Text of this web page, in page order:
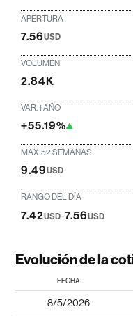
APERTURA
7.56USD
VOLUMEN
2.84K
VAR. 1 AÑO
+55.19%
MÁX. 52 SEMANAS
9.49USD
RANGO DEL DÍA
7.42USD-7.56USD
Evolución de la
FECHA
8/5/2026